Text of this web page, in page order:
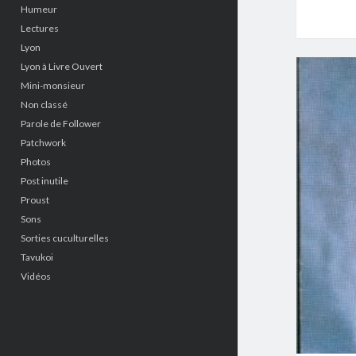
Humeur
Lectures
Lyon
Lyon à Livre Ouvert
Mini-monsieur
Non classé
Parole de Follower
Patchwork
Photos
Post inutile
Proust
Sons
Sorties cuculturelles
Tavukoi
Vidéos